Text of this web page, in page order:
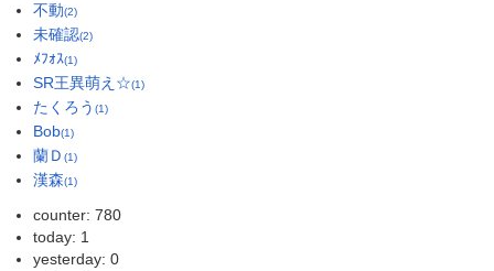
不動(2)
未確認(2)
ﾒﾌｫｽ(1)
SR王異萌え☆(1)
たくろう (1)
Bob(1)
蘭Ｄ (1)
漢森(1)
counter: 780
today: 1
yesterday: 0